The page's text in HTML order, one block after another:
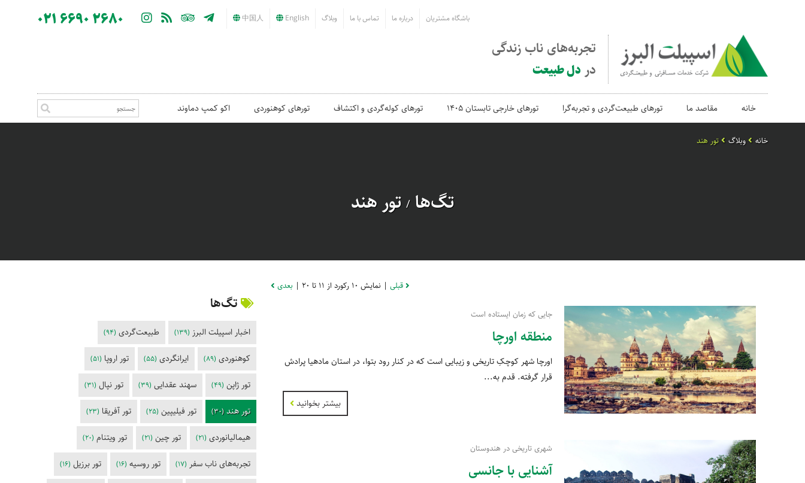
باشگاه مشتریان درباره ما تماس با ما وبلاگ English
中国人
021 6690 2680
تجربه‌های ناب زندگی
در دل طبیعت
خانه مقاصد ما تورهای طبیعت‌گردی و تجربه‌گرا تورهای خارجی تابستان 1405 تورهای کوله‌گردی و اکتشاف تورهای کوهنوردی اکو کمپ دماوند
خانه وبلاگ تور هند
تگ‌ها / تور هند
قبلی| نمایش 10 رکورد از 11 تا 20 | بعدی
جایی که زمان ایستاده است
منطقه اورچا
اورچا شهر کوچکِ تاریخی و زیبایی است که در کنار رود بتوا، در استان مادهیا پرادش
قرار گرفته. قدم به...
بیشتر بخوانید
شهری تاریخی در هندوستان
آشنایی با جانسی
تگ‌ها
اخبار اسپیلت البرز (139) طبیعت‌گردی (94)
کوهنوردی (89) ایرانگردی (55) تور اروپا (51)
تور ژاپن (49) سهند عقدایی (39) تور نپال (31)
تور هند (30) تور فیلیپین (25) تور آفریقا (23)
هیمالیانوردی (21) تور چین (21) تور ویتنام (20)
تجربه‌های ناب سفر (17) تور روسیه (16) تور برزیل (16)